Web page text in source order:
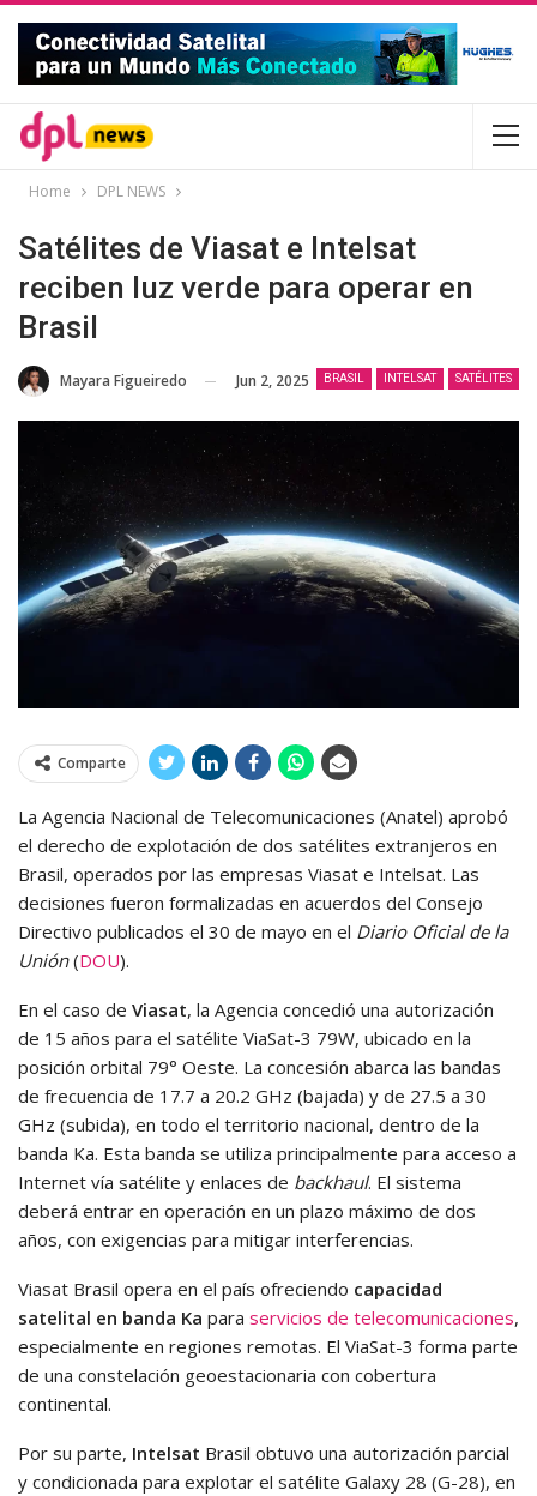
Home DPL NEWS
Satélites de Viasat e Intelsat
reciben luz verde para operar en
Brasil
BRASIL INTELSAT SATÉLITES
⁨Mayara Figueiredo Jun 2, 2025
Comparte
La Agencia Nacional de Telecomunicaciones (Anatel) aprobó
el derecho de explotación de dos satélites extranjeros en
Brasil, operados por las empresas Viasat e Intelsat. Las
decisiones fueron formalizadas en acuerdos del Consejo
Directivo publicados el 30 de mayo en el Diario Oficial de la
Unión(DOU).
En el caso de Viasat, la Agencia concedió una autorización
de 15 años para el satélite ViaSat-3 79W, ubicado en la
posición orbital 79° Oeste. La concesión abarca las bandas
de frecuencia de 17.7 a 20.2 GHz (bajada) y de 27.5 a 30
GHz (subida), en todo el territorio nacional, dentro de la
banda Ka. Esta banda se utiliza principalmente para acceso a
Internet vía satélite y enlaces de backhaul. El sistema
deberá entrar en operación en un plazo máximo de dos
años, con exigencias para mitigar interferencias.
Viasat Brasil opera en el país ofreciendo capacidad
satelital en banda Ka para servicios de telecomunicaciones,
especialmente en regiones remotas. El ViaSat-3 forma parte
de una constelación geoestacionaria con cobertura
continental.
Por su parte, Intelsat Brasil obtuvo una autorización parcial
y condicionada para explotar el satélite Galaxy 28 (G-28), en